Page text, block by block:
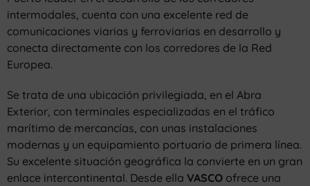
intermodales, cuenta con una excelente red de
comunicaciones viarias y ferroviarias en desarrollo y
conecta directamente con los corredores de la Red
Europea.
Se trata de una ubicación privilegiada, en el Abra
Exterior, con terminales especializadas en el tráfico
marítimo de mercancías, con unas instalaciones
modernas y un equipamiento portuario de primera línea.
Su excelente situación geográfica la convierte en un gran
enlace intercontinental. Desde ella VASCO ofrece una